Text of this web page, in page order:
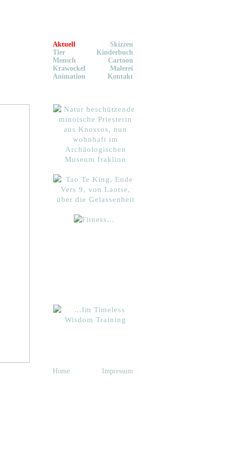
Skizzen
Aktuell
Kinderbuch
Tier
Cartoon
Mensch
Malerei
Krawockel
Kontakt
Animation
Impressum
Home